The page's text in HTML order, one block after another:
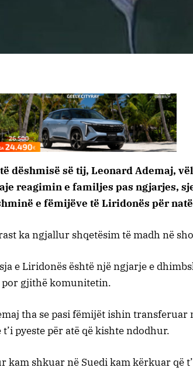
dëshmisë së tij, Leonard Ademaj,
reagimin e familjes pas ngjarjes,
e fëmijëve të Liridonës për
ka ngjallur shqetësim të madh në
e Liridonës është një ngjarje e
por gjithë komunitetin.
tha se pasi fëmijët ishin transferuar
t’i pyeste për atë që kishte ndodhur.
kam shkuar në Suedi kam kërkuar që